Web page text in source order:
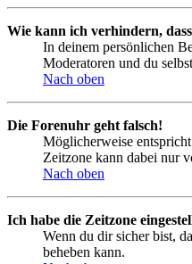
Wie kann ich verhindern,
In deinem persönlichen
Moderatoren und du
Nach oben
Die Forenuhr geht falsch!
Möglicherweise
Zeitzone kann dabei nur
Nach oben
Ich habe die Zeitzone
Wenn du dir sicher bist,
beheben kann.